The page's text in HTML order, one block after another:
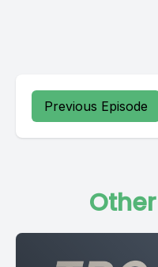
Previous Episode